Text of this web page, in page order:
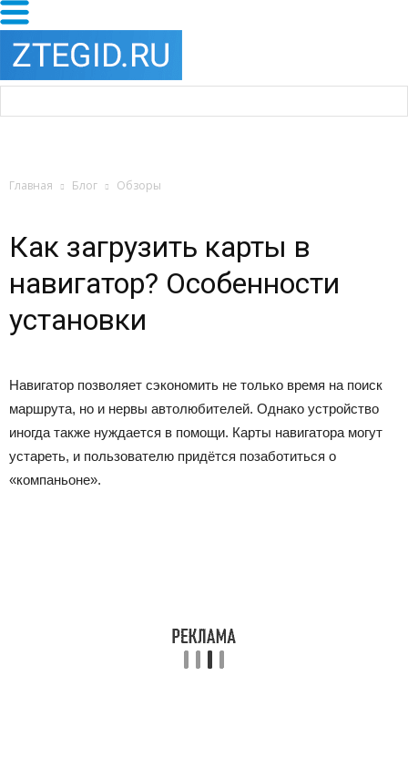
Главная Блог Обзоры
Как загрузить карты в
навигатор? Особенности
установки
Навигатор позволяет сэкономить не только время на поиск
маршрута, но и нервы автолюбителей. Однако устройство
иногда также нуждается в помощи. Карты навигатора могут
устареть, и пользователю придётся позаботиться о
«компаньоне».